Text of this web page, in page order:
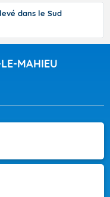
dans le Sud
MAHIEU